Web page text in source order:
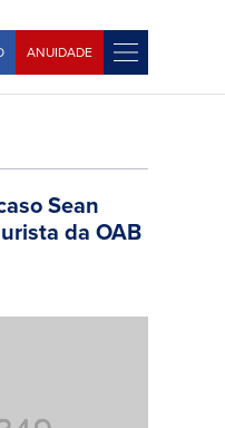
ANUIDADE
Sean
da OAB